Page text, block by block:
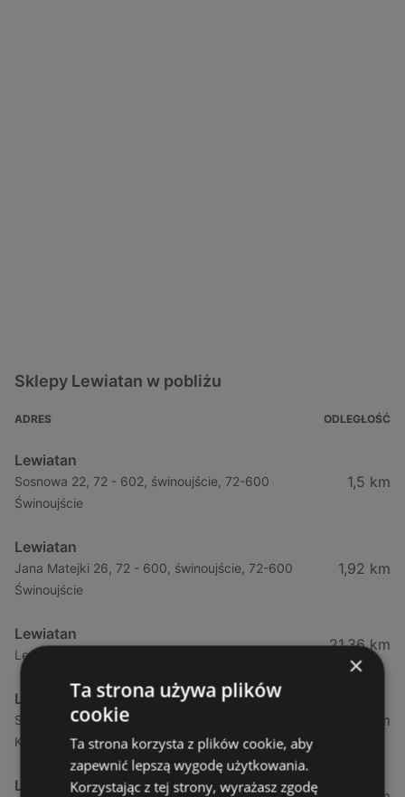
Sklepy Lewiatan w pobliżu
ADRES ODLEGŁOŚĆ
Lewiatan
Sosnowa 22, 72 - 602, świnoujście, 72-600
Świnoujście
1,5 km
Lewiatan
Jana Matejki 26, 72 - 600, świnoujście, 72-600
Świnoujście
1,92 km
Lewiatan
Leśna 11, 72 - 514, wisełka, 72-513 Wisełka
21,36 km
Lewiatan
Strzelecka 12f, 72 - 400, kamień pomorski, 72-400
Kamień Pomorski
34,13 km
Lewiatan
×
Ta strona używa plików
cookie
Ta strona korzysta z plików cookie, aby
zapewnić lepszą wygodę użytkowania.
Korzystając z tej strony, wyrażasz zgodę